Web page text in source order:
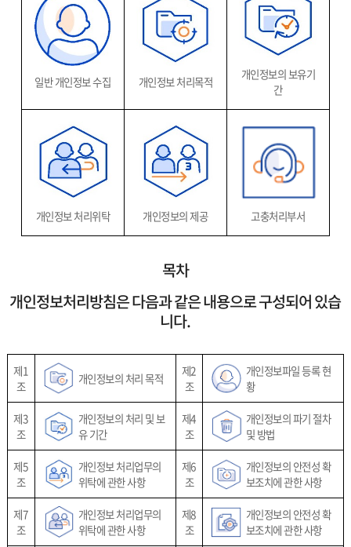
일반 개인정보 수집 개인정보 처리목적
개인정보의 보유기
간
개인정보 처리위탁 개인정보의 제공 고충처리부서
목차
개인정보처리방침은 다음과 같은 내용으로 구성되어 있습
니다.
제1
조
개인정보의 처리 목적
제2
조
개인정보파일 등록 현
황
제3
조
개인정보의 처리 및 보
유 기간
제4
조
개인정보의 파기 절차
및 방법
제5
조
개인정보 처리업무의
위탁에 관한 사항
제6
조
개인정보의 안전성 확
보조치에 관한 사항
제7
조
개인정보 처리업무의
위탁에 관한 사항
제8
조
개인정보의 안전성 확
보조치에 관한 사항